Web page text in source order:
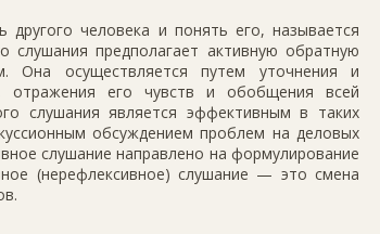
человека и понять его, называется
слушания предполагает активную обратную
Она осуществляется путем уточнения и
отражения его чувств и обобщения всей
слушания является эффективным в таких
обсуждением проблем на деловых
слушание направлено на формулирование
(нерефлексивное) слушание — это смена